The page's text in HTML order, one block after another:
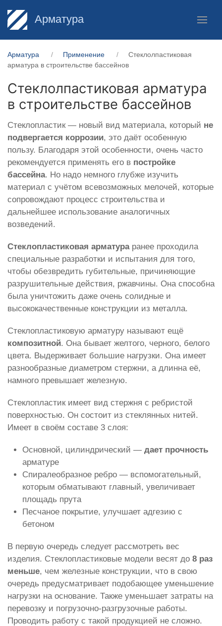
Арматура
Арматура Применение
Стеклолпастиковая
арматура в строительстве бассейнов
Стеклолпастиковая арматура
в строительстве бассейнов
Стеклопластик — новый вид материала, который не
подвергается коррозии, это даёт особенную
пользу. Благодаря этой особенности, очень часто
рекомендуется применять его в постройке
бассейна. Но надо немного глубже изучить
материал с учётом всевозможных мелочей, которые
сопровождают процесс строительства и
дальнейшее использование аналогичных
возведений.
Стеклопластиковая арматураранее проходила
специальные разработки и испытания для того,
чтобы обезвредить губительные, причиняющие
разрушительные действия, ржавчины. Она способна
была уничтожить даже очень солидные и
высококачественные конструкции из металла.
Стеклопластиковую арматуру называют ещё
композитной. Она бывает желтого, черного, белого
цвета. Выдерживает большие нагрузки. Она имеет
разнообразные диаметром стержни, а длинна её,
намного превышает железную.
Стеклопластик имеет вид стержня с ребристой
поверхностью. Он состоит из стеклянных нитей.
Имеет в своём составе 3 слоя:
Основной, цилиндрический — дает прочность
арматуре
Спиралеобразное ребро — вспомогательный,
которым обматывают главный, увеличивает
площадь прута
Песчаное покрытие, улучшает адгезию с
бетоном
В первую очередь следует рассмотреть вес
изделия. Стеклопластиковые модели весят до 8 раз
меньше, чем железные конструкции, что в свою
очередь предусматривает подобающее уменьшение
нагрузки на основание. Также уменьшает затраты на
перевозку и погрузочно-разгрузочные работы.
Проводить работу с такой продукцией не сложно.